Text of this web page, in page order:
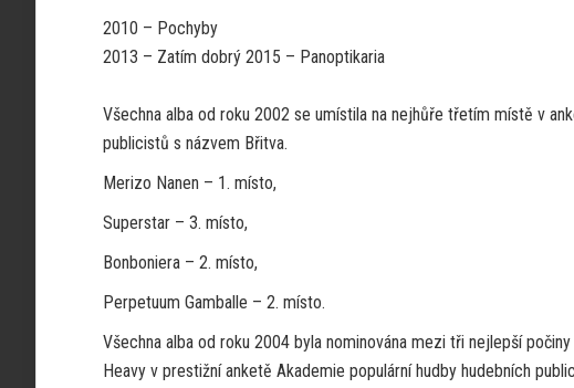
2010 – Pochyby
2013 – Zatím dobrý 2015 – Panoptikaria
Všechna alba od roku 2002 se umístila na nejhůře třetím místě v
publicistů s názvem Břitva.
Merizo Nanen – 1. místo,
Superstar – 3. místo,
Bonboniera – 2. místo,
Perpetuum Gamballe – 2. místo.
Všechna alba od roku 2004 byla nominována mezi tři nejlepší
Heavy v prestižní anketě Akademie populární hudby hudebních